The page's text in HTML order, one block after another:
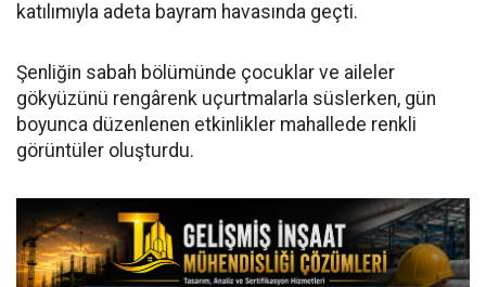
katılımıyla adeta bayram havasında geçti.
Şenliğin sabah bölümünde çocuklar ve aileler
gökyüzünü rengârenk uçurtmalarla süslerken, gün
boyunca düzenlenen etkinlikler mahallede renkli
görüntüler oluşturdu.